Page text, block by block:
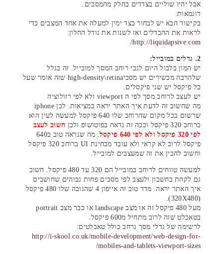
אבל יהיו שוליים בצדדים בחלק מהמסכים.
דוגמאות:
בקישור הבא יש לבחור בצד ימין למעלה את אחד המצבים כדי
לראות את ההבדלים ואז לשנות את גודל החלון:
http://liquidapsive.com/
2. גדלים במובייל:
יש המון בלבול היום לגבי רוחב המסך למובייל. זה בגלל
שלהרבה מכשירים יש מסכיhigh-density\retina שזה אומר שעל
כל פיקסל יש שני פיקסלים.
יש לעצב לרוחב מסך לפי ה viewport ולא לפי רזולוציה
מה שחשוב זה לדעת איך האתר יראה במציאות. לכן iphone
שרשום בכל מקום שהרוחב שלו 640 פיקסל למעשה לעין הוא
ברוחב 320 פיקסל וככה זה נראה בפוטושופ ולכן
חשוב לעצב
לפי 320 פיקסל ולא לפי 640 פיקסל
. מה שנראה טוב ב640
פיקסל לרוב לא קראי ולא עובד מבחינת UI ברוחב 320 פיקסל
וחשוב להבין את זה שמעצבים למובייל.
למעשה טווחים לרוחב במובייל הם 320 עד 480 פיקסל. חשוב
גם לקחת בחשבון ולעצב לפי מסכים פחות גבוהים שחושבים
איך האתר יראה. מדד טוב זה אייפון 4 שהגובה שלו 480 פיקסל
(320X480).
מעל 480 פיקסל זה או מצב landscape או כבר מצב portrait
בטאבלט שזה לרוב מתחיל מ600 פיקסל.
לרשימה של גדלי מסך נרחב כולל טאבלטים:
http://i-skool.co.uk/mobile-development/web-design-for-
mobiles-and-tablets-viewport-sizes/